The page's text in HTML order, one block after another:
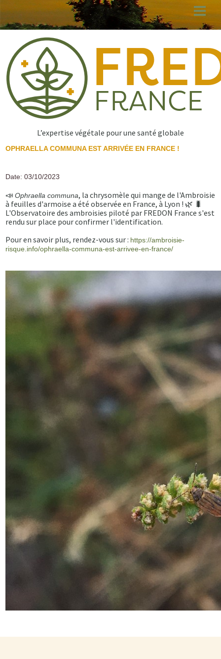
au
principal
L’expertise végétale pour une santé globale
OPHRAELLA COMMUNA EST ARRIVÉE EN FRANCE !
Date: 03/10/2023
📣Ophraella communa, la chrysomèle qui mange de l'Ambroisie
à feuilles d'armoise a été observée en France, à Lyon ! 🌿 🐛
L'Observatoire des ambroisies piloté par FREDON France s'est
rendu sur place pour confirmer l'identification.
Pour en savoir plus, rendez-vous sur : https://ambroisie-
risque.info/ophraella-communa-est-arrivee-en-france/